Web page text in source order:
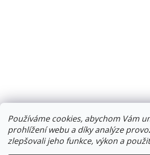
Používáme cookies, abychom Vám
prohlížení webu a díky analýze
zlepšovali jeho funkce, výkon a